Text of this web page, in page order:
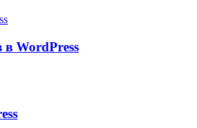
WordPress